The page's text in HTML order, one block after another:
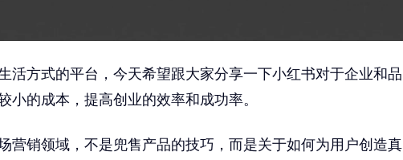
活方式的平台，今天希望跟大家分享一下小红书对于企业和品
小的成本，提高创业的效率和成功率。
营销领域，不是兜售产品的技巧，而是关于如何为用户创造真